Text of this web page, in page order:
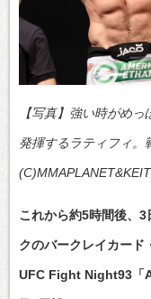
【写真】強い時がめ
発揮するラティフィ。
これから約5時間後、
クのバークレイカード
UFC Fight Night93「